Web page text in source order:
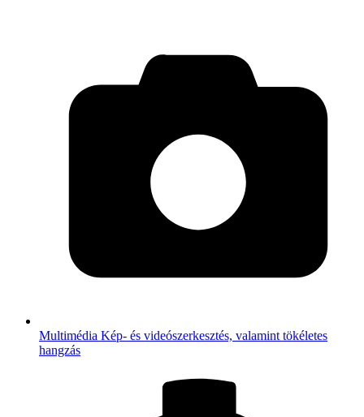
Multimédia Kép- és videószerkesztés, valamint tökéletes
hangzás